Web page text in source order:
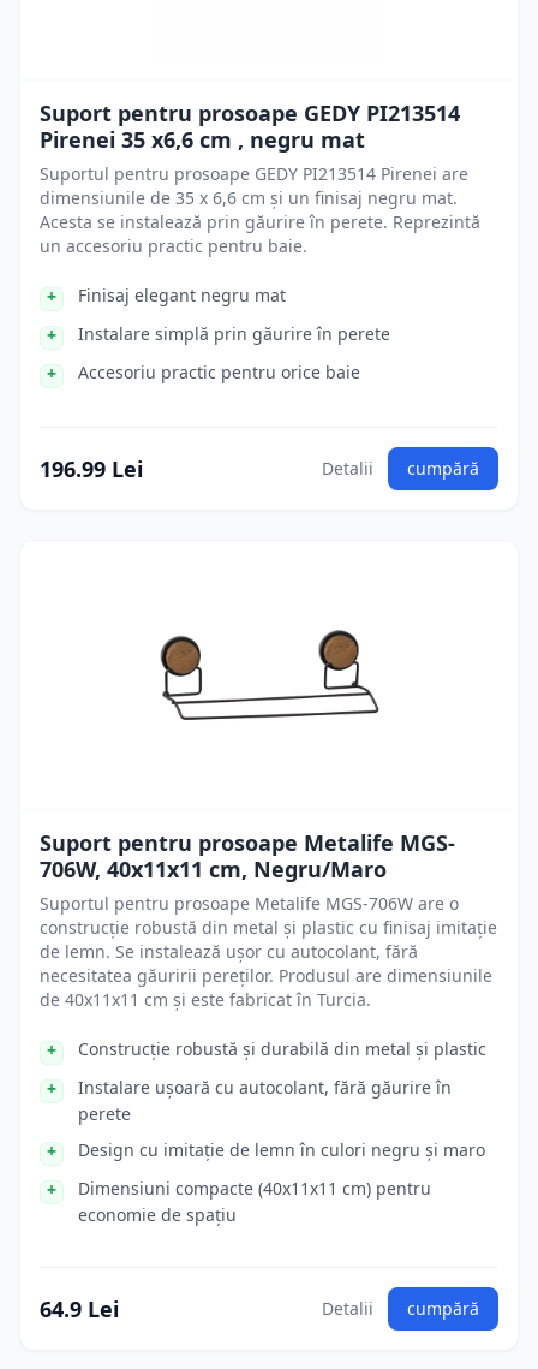
Suport pentru prosoape GEDY PI213514
Pirenei 35 x6,6 cm , negru mat
Suportul pentru prosoape GEDY PI213514 Pirenei are
dimensiunile de 35 x 6,6 cm și un finisaj negru mat.
Acesta se instalează prin găurire în perete. Reprezintă
un accesoriu practic pentru baie.
Finisaj elegant negru mat
Instalare simplă prin găurire în perete
Accesoriu practic pentru orice baie
196.99 Lei Detalii cumpără
Suport pentru prosoape Metalife MGS-
706W, 40x11x11 cm, Negru/Maro
Suportul pentru prosoape Metalife MGS-706W are o
construcție robustă din metal și plastic cu finisaj imitație
de lemn. Se instalează ușor cu autocolant, fără
necesitatea găuririi pereților. Produsul are dimensiunile
de 40x11x11 cm și este fabricat în Turcia.
Construcție robustă și durabilă din metal și plastic
Instalare ușoară cu autocolant, fără găurire în
perete
Design cu imitație de lemn în culori negru și maro
Dimensiuni compacte (40x11x11 cm) pentru
economie de spațiu
64.9 Lei Detalii cumpără